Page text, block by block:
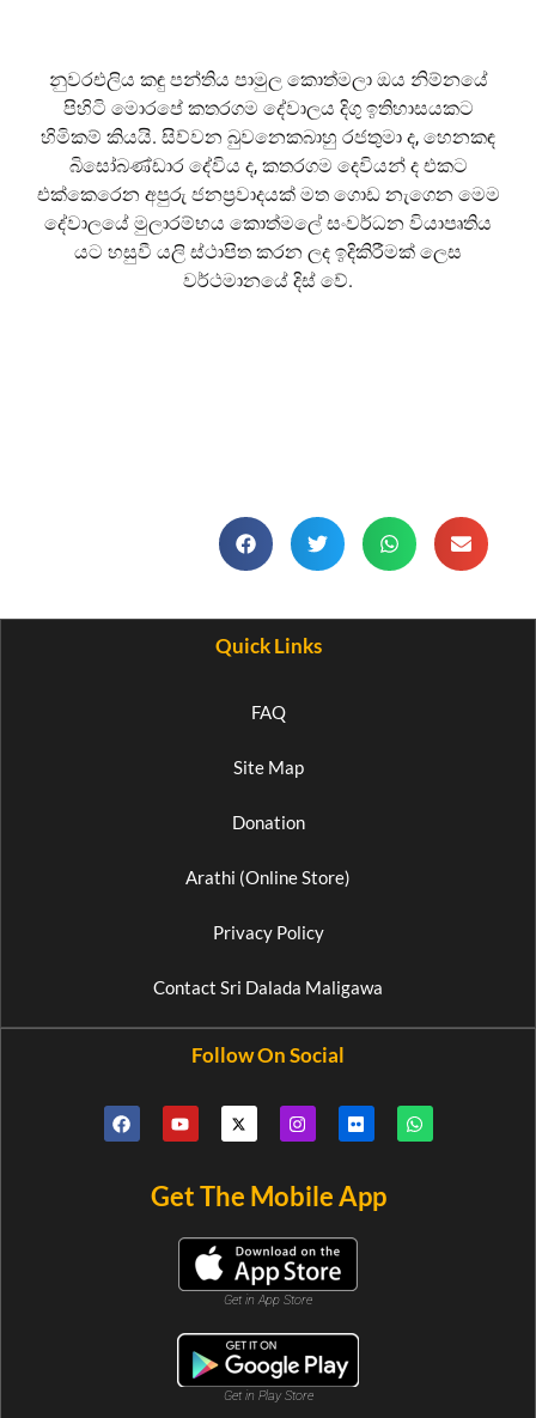
නුවරඑලිය කඳු පන්තිය පාමුල කොත්මලා ඔය නිම්නයේ
පිහිටි මොරපේ කතරගම දේවාලය දිගු ඉතිහාසයකට
හිමිකම් කියයි. සිව්වන බුවනෙකබාහු රජතුමා ද, හෙනකඳ
බිසෝබණ්ඩාර දේවිය ද, කතරගම දෙවියන් ද එකට
එක්කෙරෙන අපුරු ජනප්‍රවාදයක් මත ගොඩ නැගෙන මෙම
දේවාලයේ මුලාරම්භය කොත්මලේ සංවර්ධන වියාපෘතිය
යට හසුවී යලි ස්ථාපිත කරන ලද ඉදිකිරීමක් ලෙස
වර්ථමානයේ දිස් වේ.
Quick Links
FAQ
Site Map
Donation
Arathi (Online Store)
Privacy Policy
Contact Sri Dalada Maligawa
Follow On Social
Get The Mobile App
Get in App Store
Get in Play Store